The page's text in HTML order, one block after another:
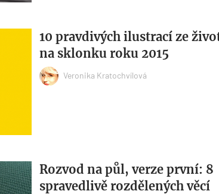
10 pravdivých ilustrací ze
na sklonku roku 2015
Veronika Kratochvílová
Rozvod na půl, verze první: 8
spravedlivě rozdělených věcí